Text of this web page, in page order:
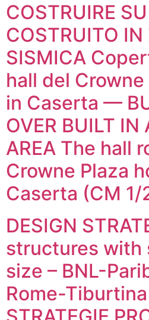
COSTRUIRE SU
COSTRUITO IN
SISMICA
hall del
in Caserta —
OVER BUILT IN
AREA The hall
Crowne Plaza
Caserta (CM 1/
DESIGN
structures with
size – BNL-
Rome-